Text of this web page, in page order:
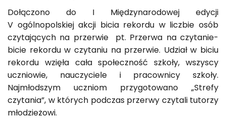
Dołączono do I Międzynarodowej edycji
V ogólnopolskiej akcji bicia rekordu w liczbie osób
czytających na przerwie pt. Przerwa na czytanie-
bicie rekordu w czytaniu na przerwie. Udział w biciu
rekordu wzięła cała społeczność szkoły, wszyscy
uczniowie, nauczyciele i pracownicy szkoły.
Najmłodszym uczniom przygotowano „Strefy
czytania”, w których podczas przerwy czytali tutorzy
młodzieżowi.